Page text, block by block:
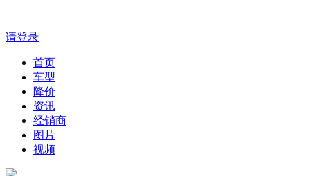
请登录
首页
车型
降价
资讯
经销商
图片
视频